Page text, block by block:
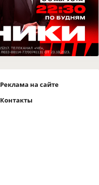
Реклама на сайте
Контакты